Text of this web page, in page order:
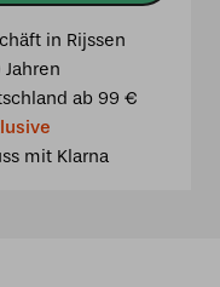
in Rijssen
ab 99 €
mit Klarna